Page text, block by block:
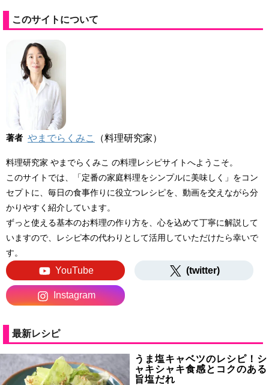
このサイトについて
著者 やまでらくみこ （料理研究家）
料理研究家 やまでらくみこ の料理レシピサイトへようこそ。
このサイトでは、「定番の家庭料理をシンプルに美味しく」をコン
セプトに、毎日の食事作りに役立つレシピを、動画を交えながら分
かりやすく紹介しています。
ずっと使える基本のお料理の作り方を、心を込めて丁寧に解説して
いますので、レシピ本の代わりとして活用していただけたら幸いで
す。
YouTube (twitter)
Instagram
最新レシピ
うま塩キャベツのレシピ！シ
ャキシャキ食感とコクのある
旨塩だれ